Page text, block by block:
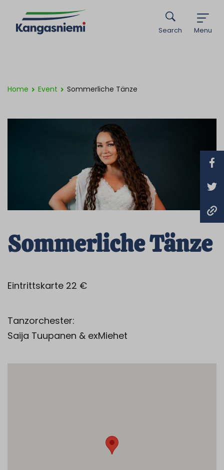
Menu
Search
Home Event Sommerliche Tänze
Sommerliche Tänze
Eintrittskarte 22 €
Tanzorchester:
Saija Tuupanen & exMiehet